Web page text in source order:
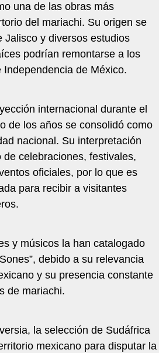
una de las obras más
del mariachi. Su origen se
Jalisco y diversos estudios
podrían remontarse a los
de México.
internacional durante el
de los años se consolidó como
nacional. Su interpretación
celebraciones, festivales,
oficiales, por lo que es
para recibir a visitantes
y músicos la han catalogado
debido a su relevancia
y su presencia constante
de mariachi.
la selección de Sudáfrica
mexicano para disputar la